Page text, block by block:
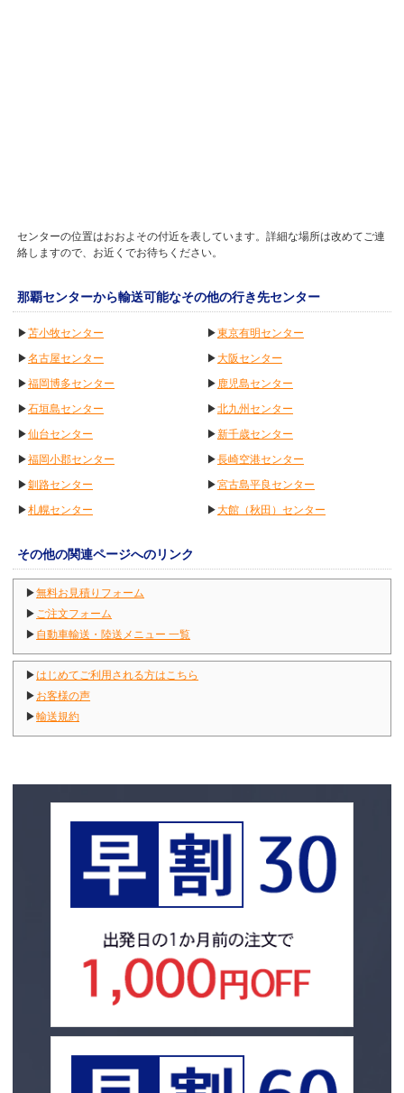
センターの位置はおおよその付近を表しています。詳細な場所は改めてご連
絡しますので、お近くでお待ちください。
那覇センターから輸送可能なその他の行き先センター
▶苫小牧センター ▶東京有明センター
▶名古屋センター ▶大阪センター
▶福岡博多センター ▶ 鹿児島センター
▶石垣島センター ▶北九州センター
▶仙台センター ▶新千歳センター
▶福岡小郡センター ▶長崎空港センター
▶釧路センター ▶宮古島平良センター
▶札幌センター ▶大館（秋田）センター
その他の関連ページへのリンク
▶無料お見積りフォーム
▶ ご注文フォーム
▶ 自動車輸送・陸送メニュー 一覧
▶はじめてご利用される方はこちら
▶ お客様の声
▶輸送規約